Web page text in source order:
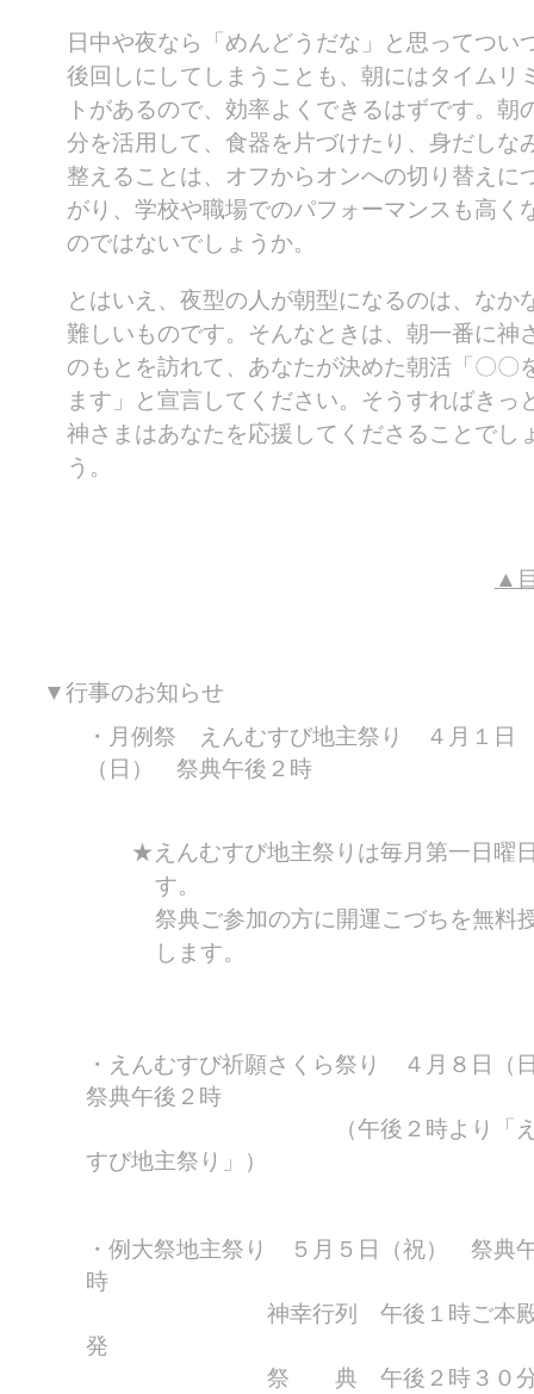
日中や夜なら「めんどうだな」と思ってつい
後回しにしてしまうことも、朝にはタイムリ
トがあるので、効率よくできるはずです。朝
分を活用して、食器を片づけたり、身だしな
整えることは、オフからオンへの切り替えに
がり、学校や職場でのパフォーマンスも高く
のではないでしょうか。
とはいえ、夜型の人が朝型になるのは、なか
難しいものです。そんなときは、朝一番に神
のもとを訪れて、あなたが決めた朝活「〇〇
ます」と宣言してください。そうすればきっ
神さまはあなたを応援してくださることでし
う。
▲
▼行事のお知らせ
月例祭 えんむすび地主祭り ４月１日
（日） 祭典午後２時
えんむすび地主祭りは毎月第一日曜
す。
祭典ご参加の方に開運こづちを無料
します。
えんむすび祈願さくら祭り ４月８日
祭典午後２時
（午後２時より「え
すび地主祭り」）
例大祭地主祭り ５月５日（祝） 祭典
時
神幸行列 午後１時ご本殿
発
祭 典 午後２時３０分